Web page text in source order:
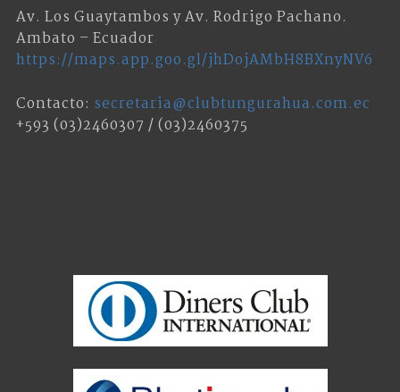
Av. Los Guaytambos y Av. Rodrigo Pachano.
Ambato – Ecuador
https://maps.app.goo.gl/jhDojAMbH8BXnyNV6
Contacto: secretaria@clubtungurahua.com.ec
+593 (03)2460307 / (03)2460375